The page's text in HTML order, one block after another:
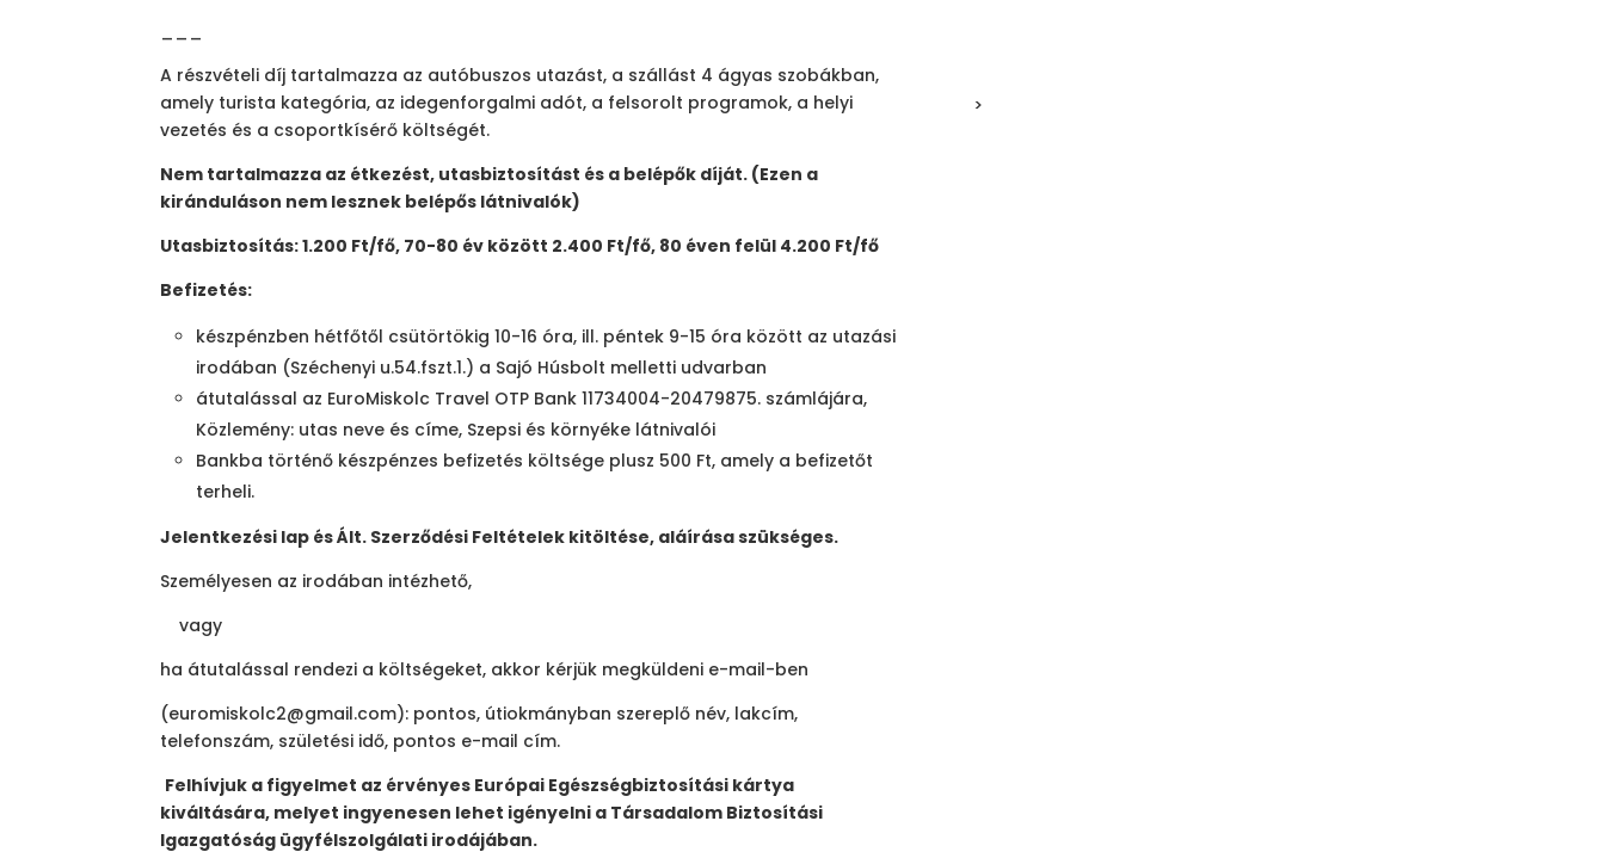
A részvételi díj tartalmazza az autóbuszos utazást, a szállást 4 ágyas szobákban,
amely turista kategória, az idegenforgalmi adót, a felsorolt programok, a helyi
vezetés és a csoportkísérő költségét.
Nem tartalmazza az étkezést, utasbiztosítást és a belépők díját. (Ezen a
kiránduláson nem lesznek belépős látnivalók)
Utasbiztosítás: 1.200 Ft/fő, 70-80 év között 2.400 Ft/fő, 80 éven felül 4.200 Ft/fő
Befizetés:
készpénzben hétfőtől csütörtökig 10-16 óra, ill. péntek 9-15 óra között az utazási
irodában (Széchenyi u.54.fszt.1.) a Sajó Húsbolt melletti udvarban
átutalással az EuroMiskolc Travel OTP Bank 11734004-20479875. számlájára,
Közlemény: utas neve és címe, Szepsi és környéke látnivalói
Bankba történő készpénzes befizetés költsége plusz 500 Ft, amely a befizetőt
terheli.
Jelentkezési lap és Ált. Szerződési Feltételek kitöltése, aláírásaszükséges.
Személyesen az irodában intézhető,
vagy
ha átutalással rendezi a költségeket, akkor kérjük megküldeni e-mail-ben
(euromiskolc2@gmail.com): pontos, útiokmányban szereplő név, lakcím,
telefonszám, születési idő, pontos e-mail cím.
Felhívjuk a figyelmet az érvényes Európai Egészségbiztosítási kártya
kiváltására, melyet ingyenesen lehet igényelni a Társadalom Biztosítási
Igazgatóság ügyfélszolgálati irodájában.
>